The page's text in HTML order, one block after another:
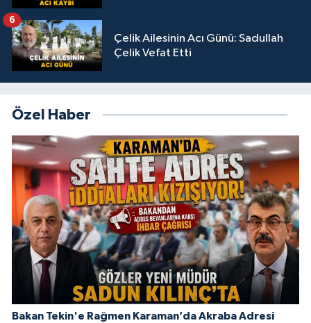
Çelik Ailesinin Acı Günü: Sadullah
Çelik Vefat Etti
6
Özel Haber
Bakan Tekin'e Rağmen Karaman’da Akraba Adresi